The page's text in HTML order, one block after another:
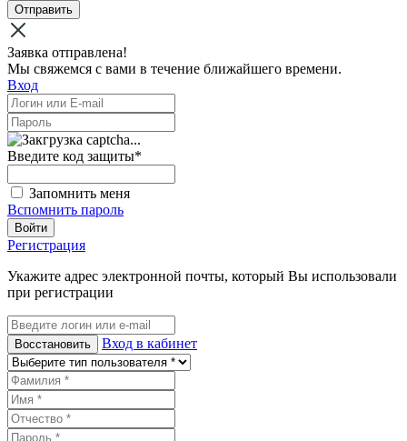
Отправить
Заявка отправлена!
Мы свяжемся с вами в течение ближайшего времени.
Вход
Введите код защиты*
Запомнить меня
Вспомнить пароль
Войти
Регистрация
Укажите адрес электронной почты, который Вы использовали
при регистрации
Восстановить Вход в кабинет